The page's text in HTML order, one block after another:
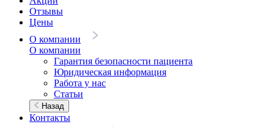
Отзывы
Цены
О компании
О компании
Гарантия безопасности пациента
Юридическая информация
Работа у нас
Статьи
Назад
Контакты